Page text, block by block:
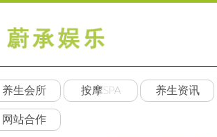
养生会所 按摩SPA 养生资讯
网站合作